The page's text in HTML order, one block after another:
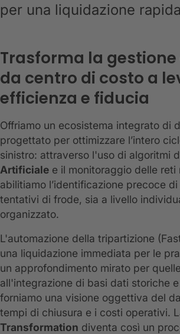
per una liquidazione
Trasforma la
da centro di costo a
efficienza e fiducia
Offriamo un ecosistema integrato di
progettato per ottimizzare l’intero
sinistro: attraverso l'uso di algoritmi
Artificiale e il monitoraggio delle reti
abilitiamo l’identificazione precoce
tentativi di frode, sia a livello
organizzato.
L'automazione della tripartizione
una liquidazione immediata per le
un approfondimento mirato per
all'integrazione di basi dati storiche
forniamo una visione oggettiva del
tempi di chiusura e i costi operativi.
Transformation diventa così un